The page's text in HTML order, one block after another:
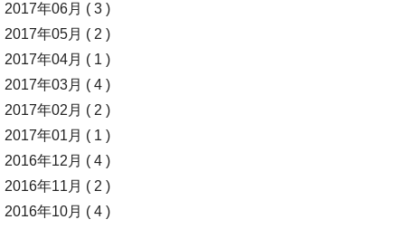
2017年06月 ( 3 )
2017年05月 ( 2 )
2017年04月 ( 1 )
2017年03月 ( 4 )
2017年02月 ( 2 )
2017年01月 ( 1 )
2016年12月 ( 4 )
2016年11月 ( 2 )
2016年10月 ( 4 )